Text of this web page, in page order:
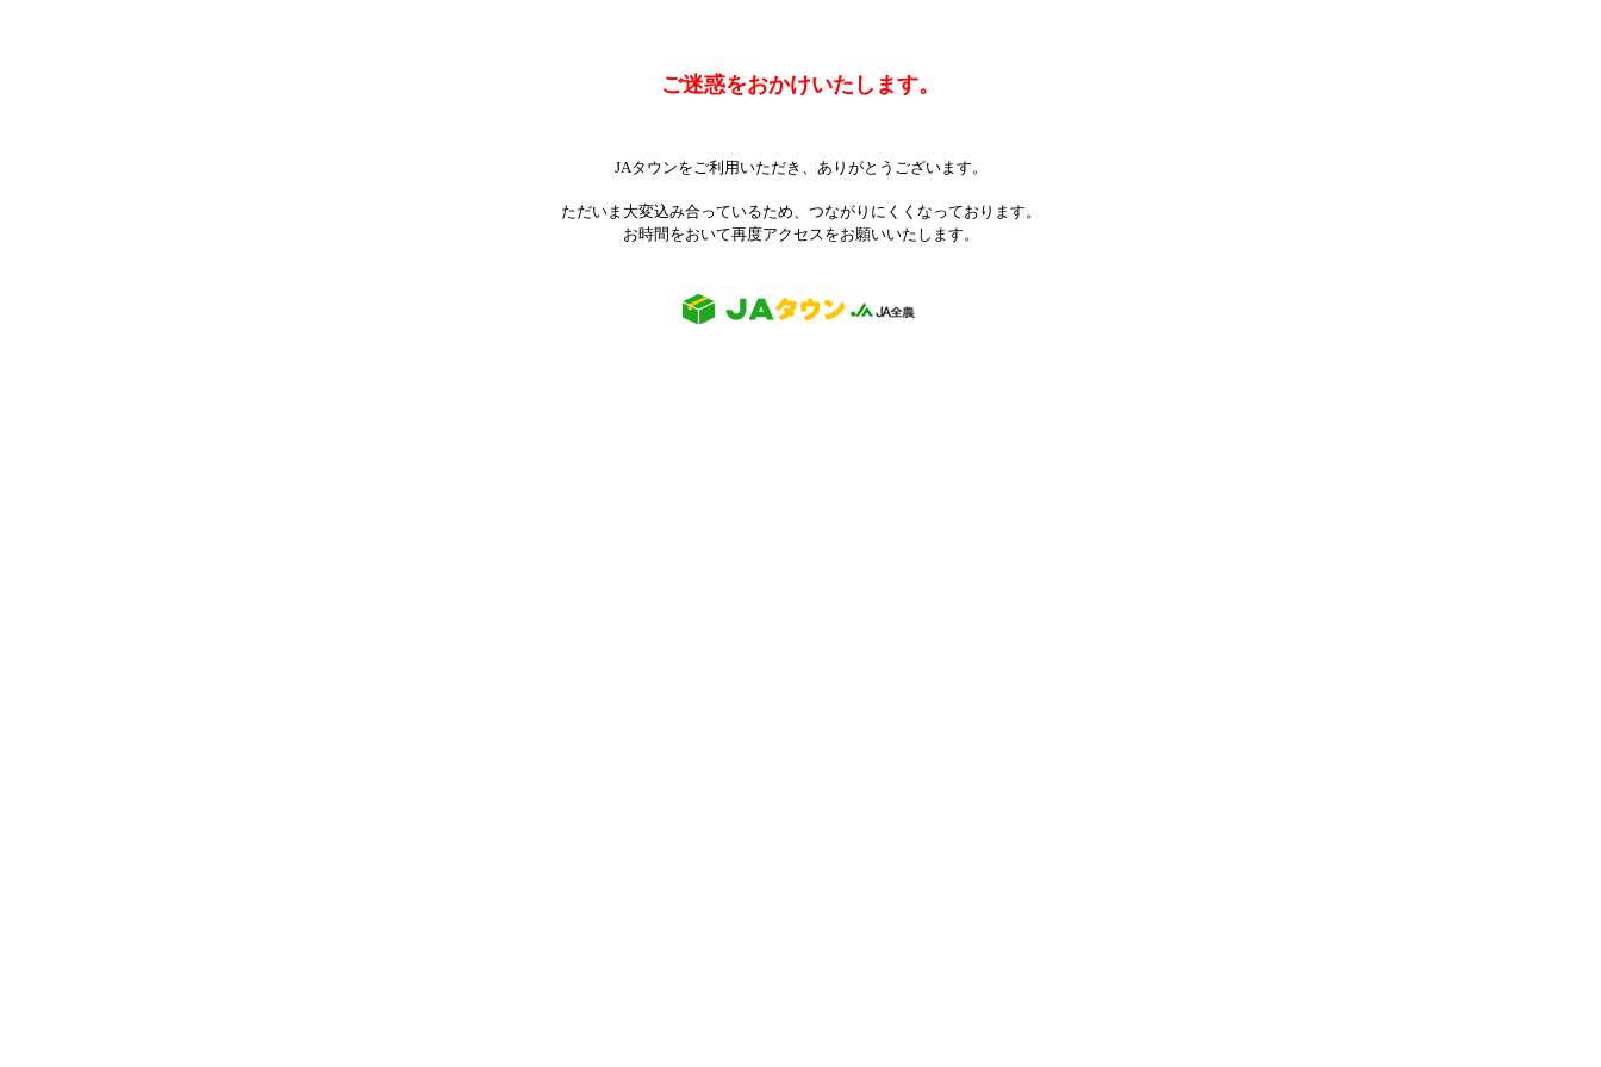
ご迷惑をおかけいたします。
JAタウンをご利用いただき、ありがとうございます。
ただいま大変込み合っているため、つながりにくくなっております。
お時間をおいて再度アクセスをお願いいたします。